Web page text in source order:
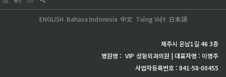
日本語
Tiếng Việt
中文
Bahasa Indonesia
ENGLISH
제주시 은남1길 46 3층
병원명 : VIP 성형외과의원 | 대표자명 : 이명주
사업자등록번호 : 841-58-00455